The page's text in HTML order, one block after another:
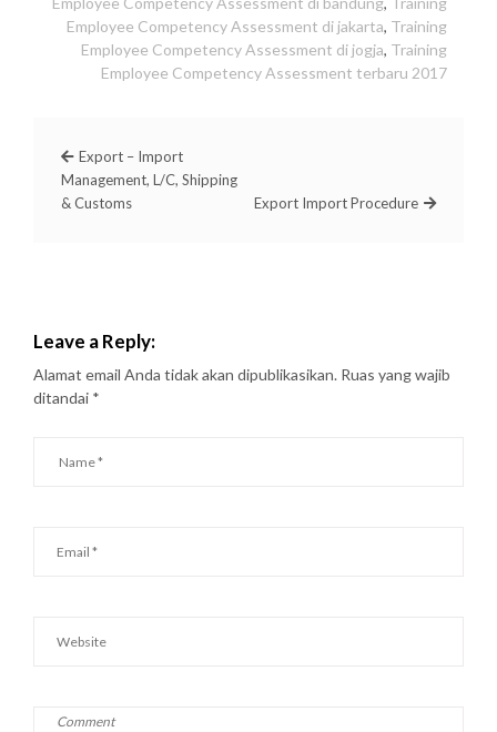
Employee Competency Assessment di jakarta, Training
Employee Competency Assessment di jogja, Training
Employee Competency Assessment terbaru 2017
Export – Import
Management, L/C, Shipping
& Customs
Export Import Procedure
Leave a Reply:
Alamat email Anda tidak akan dipublikasikan. Ruas yang wajib
ditandai *